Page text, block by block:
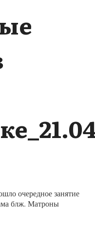
очередное занятие
блж. Матроны